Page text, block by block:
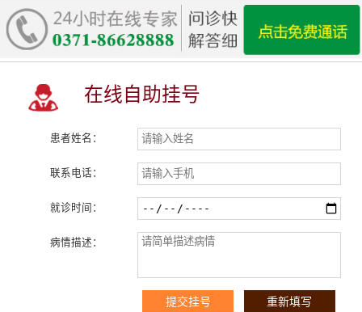
在线自助挂号
患者姓名：
联系电话：
就诊时间：
病情描述：